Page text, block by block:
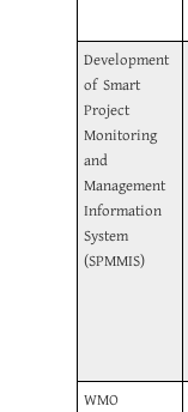
Development
of Smart
Project
Monitoring
and
Management
Information
System
(SPMMIS)
WMO